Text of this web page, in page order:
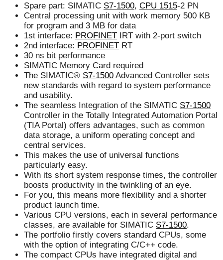
Spare part: SIMATIC S7-1500, CPU 1515-2 PN
Central processing unit with work memory 500 KB
for program and 3 MB for data
1st interface: PROFINET IRT with 2-port switch
2nd interface: PROFINET RT
30 ns bit performance
SIMATIC Memory Card required
The SIMATIC® S7-1500 Advanced Controller sets
new standards with regard to system performance
and usability.
The seamless Integration of the SIMATIC S7-1500
Controller in the Totally Integrated Automation Portal
(TIA Portal) offers advantages, such as common
data storage, a uniform operating concept and
central services.
This makes the use of universal functions
particularly easy.
With its short system response times, the controller
boosts productivity in the twinkling of an eye.
For you, this means more flexibility and a shorter
product launch time.
Various CPU versions, each in several performance
classes, are available for SIMATIC S7-1500.
The portfolio firstly covers standard CPUs, some
with the option of integrating C/C++ code.
The compact CPUs have integrated digital and